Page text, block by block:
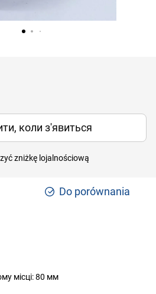
коли з'явиться
zniżkę lojalnościową
Do porównania
місці: 80 мм